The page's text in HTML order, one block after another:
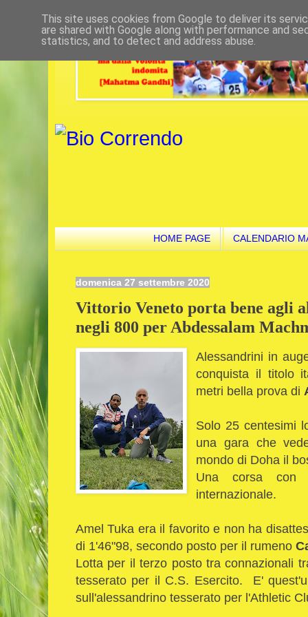
HOME PAGE CALENDARIO
domenica 27 settembre 2020
Vittorio Veneto porta bene agli
negli 800 per Abdessalam
Alessandrini in
conquista il titolo
metri bella prova di
Solo 25 centesimi
una gara che
mondo di Doha il
Una corsa con
internazionale.
Amel Tuka era il favorito e non ha
di 1'46"98, secondo posto per il rumeno
Lotta per il terzo posto tra connazionali
tesserato per il C.S. Esercito. E'
sull'alessandrino tesserato per l'Athletic
This site uses cookies from Google to deliver its
are shared with Google along with performance and
statistics, and to detect and address abuse.